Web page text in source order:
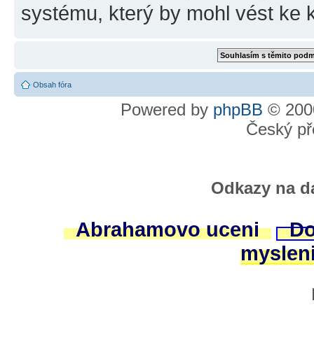
systému, který by mohl vést ke
Obsah fóra
Powered by phpBB ©
Český
Odkazy na
Abrahamovo uceni